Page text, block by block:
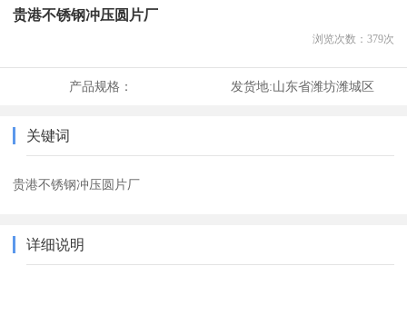
贵港不锈钢冲压圆片厂
浏览次数： 379次
产品规格： 发货地:山东省潍坊潍城区
关键词
贵港不锈钢冲压圆片厂
详细说明